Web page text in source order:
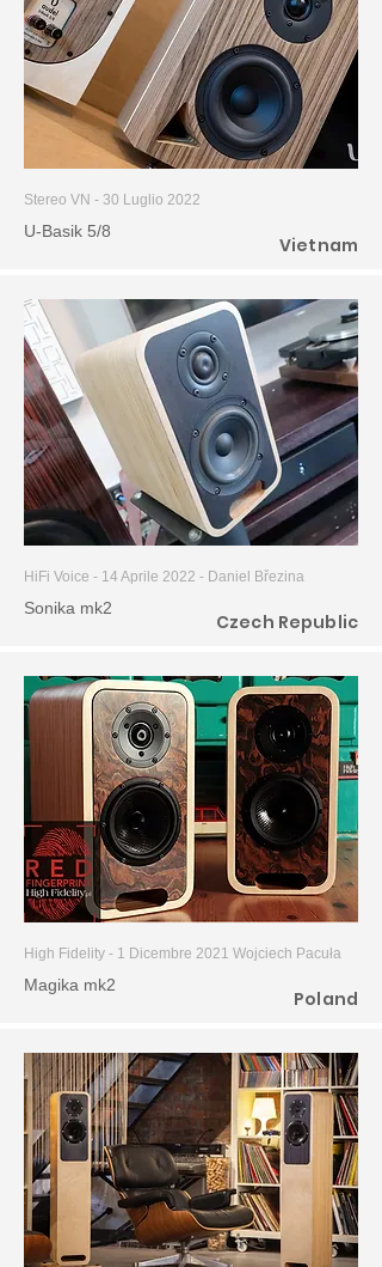
Stereo VN - 30 Luglio 2022
U-Basik 5/8
Vietnam
HiFi Voice - 14 Aprile 2022 - Daniel Březina
Sonika mk2
Czech Republic
High Fidelity - 1 Dicembre 2021 Wojciech Pacuła
Magika mk2
Poland